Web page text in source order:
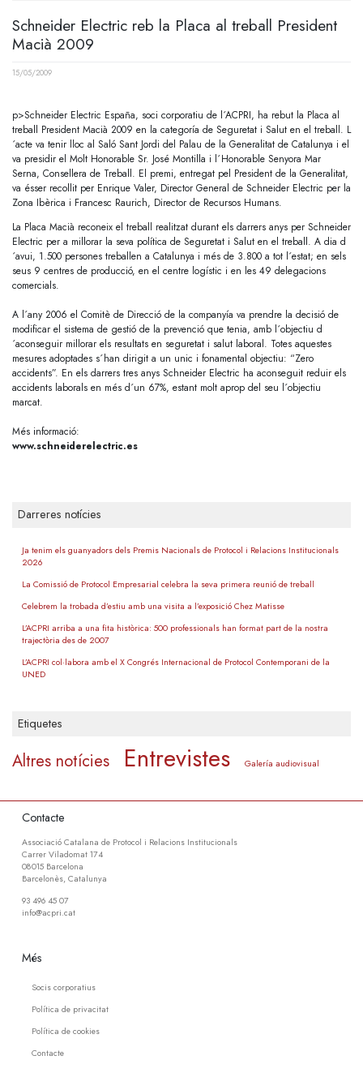
Schneider Electric reb la Placa al treball President
Macià 2009
15/05/2009
p>Schneider Electric España, soci corporatiu de l´ACPRI, ha rebut la Placa al
treball President Macià 2009 en la categoría de Seguretat i Salut en el treball. L
´acte va tenir lloc al Saló Sant Jordi del Palau de la Generalitat de Catalunya i el
va presidir el Molt Honorable Sr. José Montilla i l´Honorable Senyora Mar
Serna, Consellera de Treball. El premi, entregat pel President de la Generalitat,
va ésser recollit per Enrique Valer, Director General de Schneider Electric per la
Zona Ibèrica i Francesc Raurich, Director de Recursos Humans.
La Placa Macià reconeix el treball realitzat durant els darrers anys per Schneider
Electric per a millorar la seva política de Seguretat i Salut en el treball. A dia d
´avui, 1.500 persones treballen a Catalunya i més de 3.800 a tot l´estat; en sels
seus 9 centres de producció, en el centre logístic i en les 49 delegacions
comercials.
A l´any 2006 el Comitè de Direcció de la companyía va prendre la decisió de
modificar el sistema de gestió de la prevenció que tenia, amb l´objectiu d
´aconseguir millorar els resultats en seguretat i salut laboral. Totes aquestes
mesures adoptades s´han dirigit a un unic i fonamental objectiu: “Zero
accidents”. En els darrers tres anys Schneider Electric ha aconseguit reduir els
accidents laborals en més d´un 67%, estant molt aprop del seu l´objectiu
marcat.
Més informació:
www.schneiderelectric.es
Darreres notícies
Ja tenim els guanyadors dels Premis Nacionals de Protocol i Relacions Institucionals
2026
La Comissió de Protocol Empresarial celebra la seva primera reunió de treball
Celebrem la trobada d’estiu amb una visita a l’exposició Chez Matisse
L’ACPRI arriba a una fita històrica: 500 professionals han format part de la nostra
trajectòria des de 2007
L’ACPRI col·labora amb el X Congrés Internacional de Protocol Contemporani de la
UNED
Etiquetes
Altres notícies Entrevistes Galería audiovisual
Contacte
Associació Catalana de Protocol i Relacions Institucionals
Carrer Viladomat 174
08015 Barcelona
Barcelonès, Catalunya
93 496 45 07
info@acpri.cat
Més
Socis corporatius
Política de privacitat
Política de cookies
Contacte